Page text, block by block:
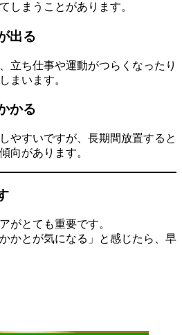
しまうことがあります。
出る
立ち仕事や運動がつらくなったり
まいます。
かる
やすいですが、長期間放置すると
向があります。
がとても重要です。
かとが気になる」と感じたら、早